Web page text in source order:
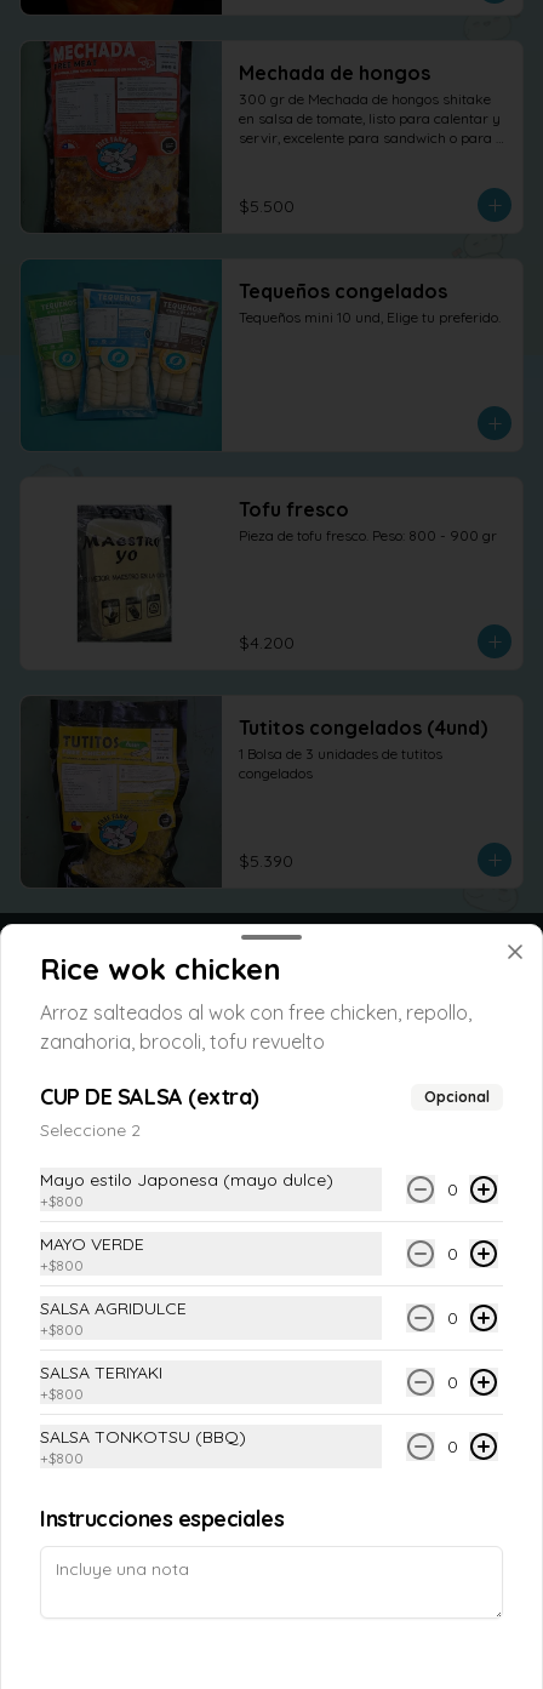
Mechada de hongos
300 gr de Mechada de hongos shitake
en salsa de tomate, listo para calentar y
servir, excelente para sandwich o para
$5.500
Tequeños congelados
Tequeños mini 10 und, Elige tu preferido.
Tofu fresco
Pieza de tofu fresco. Peso: 800 - 900 gr
$4.200
Tutitos congelados (4und)
1 Bolsa de 3 unidades de tutitos
congelados
$5.390
Conócenos
Términos y condiciones
Política de privacidad
Redes sociales
Instagram
Facebook
Pedir
Iniciar sesión
Rice wok chicken
Arroz salteados al wok con free chicken, repollo,
zanahoria, brocoli, tofu revuelto
CUP DE SALSA (extra) Opcional
Seleccione 2
Mayo estilo Japonesa (mayo dulce)
+$800
0
MAYO VERDE
+$800
0
SALSA AGRIDULCE
+$800
0
SALSA TERIYAKI
+$800
0
SALSA TONKOTSU (BBQ)
+$800
0
Instrucciones especiales